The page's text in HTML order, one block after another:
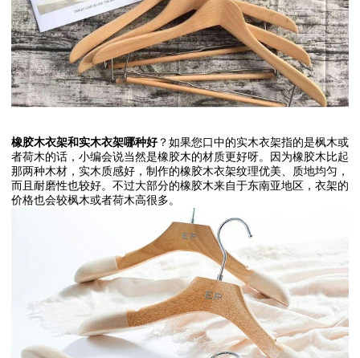
橡胶木衣架和实木衣架哪种好？如果您口中的实木衣架指的是枫木或
者荷木的话，小编会说当然是橡胶木的材质更好呀。因为橡胶木比起
那两种木材，实木质感好，制作的橡胶木衣架纹理优美、质地均匀，
而且耐磨性也较好。不过大部分的橡胶木来自于东南亚地区，衣架的
价格也会较枫木或者荷木高很多。